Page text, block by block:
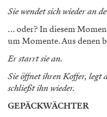
Sie wendet sich wieder an
… oder? In diesem
um Momente. Aus denen
Er starrt sie an.
Sie öffnet ihren Koffer, legt
schließt ihn wieder.
GEPÄCKWÄCHTER